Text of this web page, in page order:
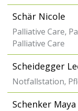
Schär Nicole
Palliative Care,
Palliative Care
Scheidegger
Notfallstation,
Schenker Maya